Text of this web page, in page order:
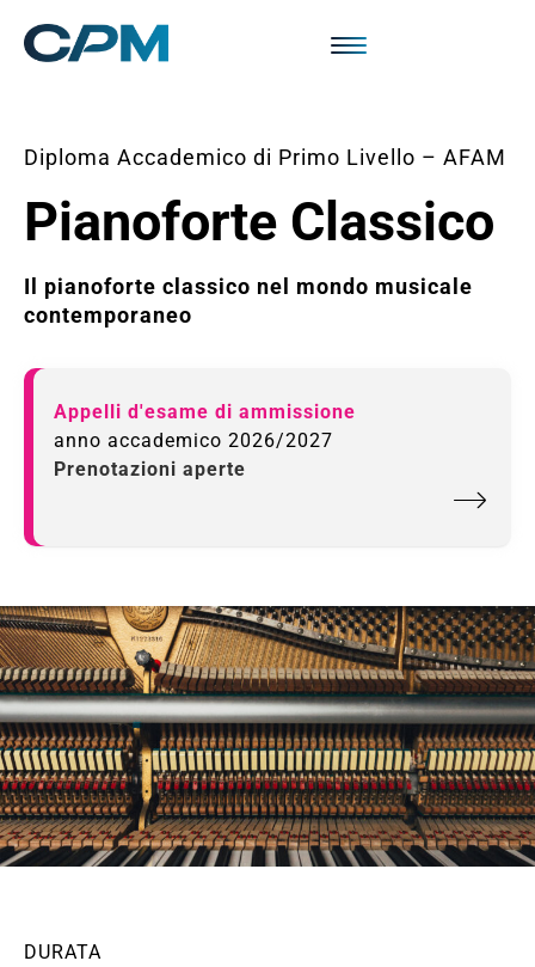
Diploma Accademico di Primo Livello – AFAM
Pianoforte Classico
Il pianoforte classico nel mondo musicale
contemporaneo
Appelli d'esame di ammissione
anno accademico 2026/2027
Prenotazioni aperte
DURATA